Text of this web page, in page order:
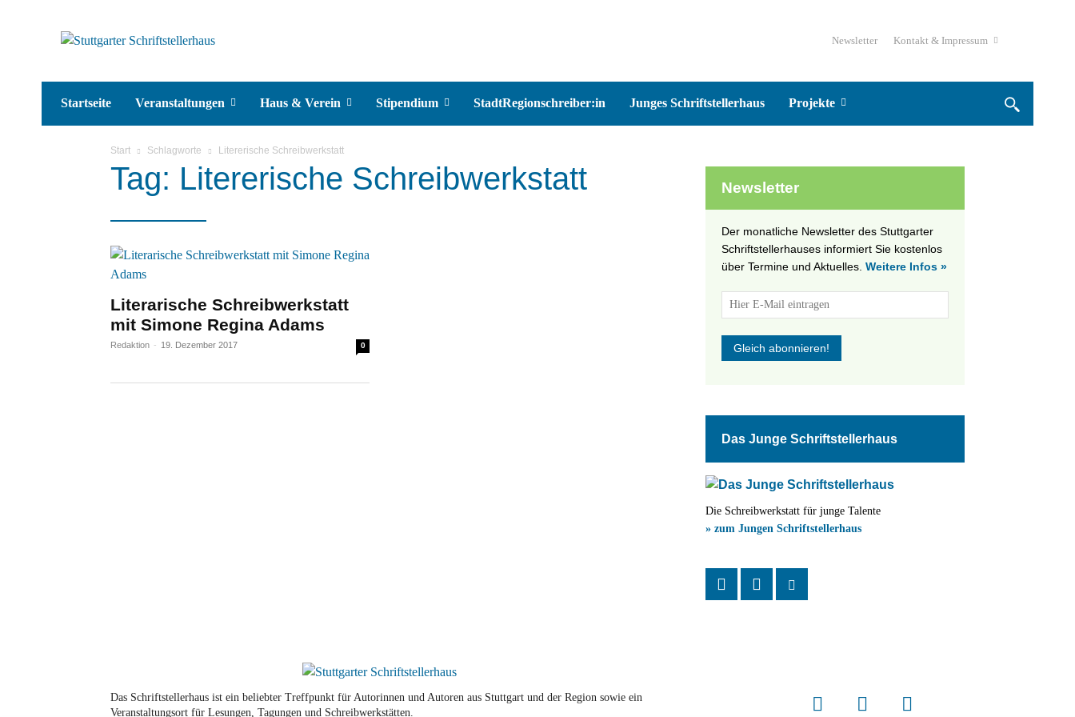
Newsletter Kontakt & Impressum
Startseite Veranstaltungen Haus & Verein Stipendium StadtRegionschreiber:in Junges Schriftstellerhaus Projekte
Start Schlagworte Litererische Schreibwerkstatt
Tag: Litererische Schreibwerkstatt
Literarische Schreibwerkstatt
mit Simone Regina Adams
Redaktion - 19. Dezember 2017 0
Newsletter
Der monatliche Newsletter des Stuttgarter
Schriftstellerhauses informiert Sie kostenlos
über Termine und Aktuelles. Weitere Infos »
Das Junge Schriftstellerhaus
Die Schreibwerkstatt für junge Talente
» zum Jungen Schriftstellerhaus
Das Schriftstellerhaus ist ein beliebter Treffpunkt für Autorinnen und Autoren aus Stuttgart und der Region sowie ein
Veranstaltungsort für Lesungen, Tagungen und Schreibwerkstätten.